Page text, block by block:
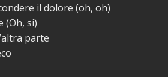
il dolore (oh, oh)
(Oh, si)
parte